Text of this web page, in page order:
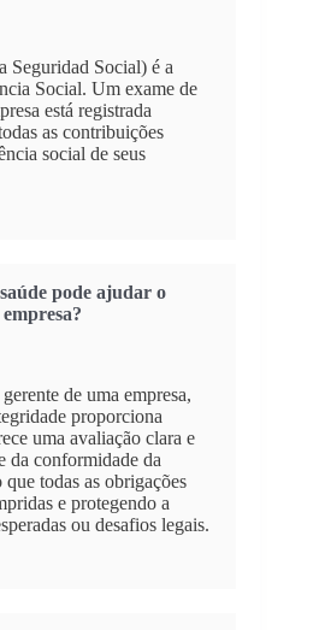
Seguridad Social) é a
Social. Um exame de
está registrada
as contribuições
social de seus
pode ajudar o
de uma empresa,
proporciona
uma avaliação clara e
da conformidade da
todas as obrigações
e protegendo a
ou desafios legais.